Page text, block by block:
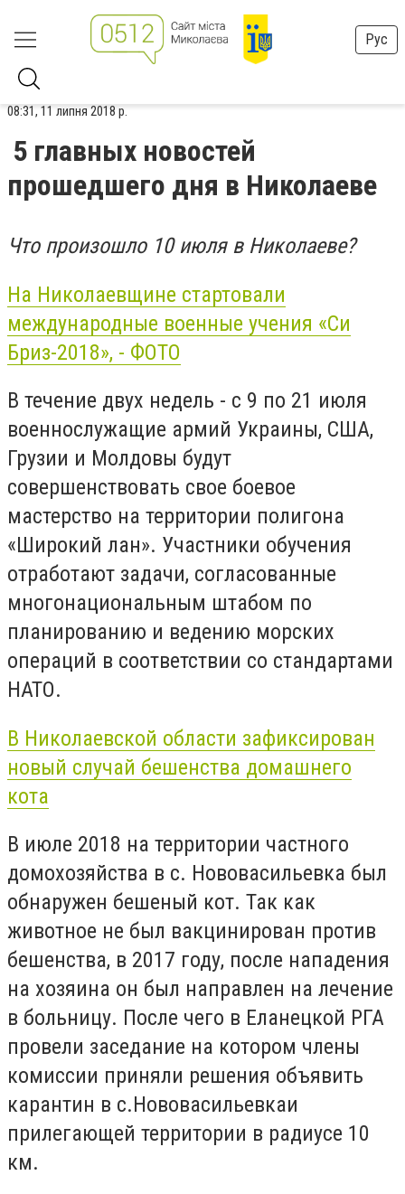
Рус
08:31, 11 липня 2018 р.
5 главных новостей
прошедшего дня в Николаеве
Что произошло 10 июля в Николаеве?
На Николаевщине стартовали
международные военные учения «Си
Бриз-2018», - ФОТО
В течение двух недель - с 9 по 21 июля
военнослужащие армий Украины, США,
Грузии и Молдовы будут
совершенствовать свое боевое
мастерство на территории полигона
«Широкий лан». Участники обучения
отработают задачи, согласованные
многонациональным штабом по
планированию и ведению морских
операций в соответствии со стандартами
НАТО.
В Николаевской области зафиксирован
новый случай бешенства домашнего
кота
В июле 2018 на территории частного
домохозяйства в с. Нововасильевка был
обнаружен бешеный кот. Так как
животное не был вакцинирован против
бешенства, в 2017 году, после нападения
на хозяина он был направлен на лечение
в больницу. После чего в Еланецкой РГА
провели заседание на котором члены
комиссии приняли решения объявить
карантин в с.Нововасильевкаи
прилегающей территории в радиусе 10
км.